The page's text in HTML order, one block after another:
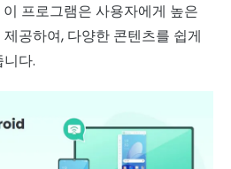
프로그램은 사용자에게 높은
공하여, 다양한 콘텐츠를 쉽게
다.